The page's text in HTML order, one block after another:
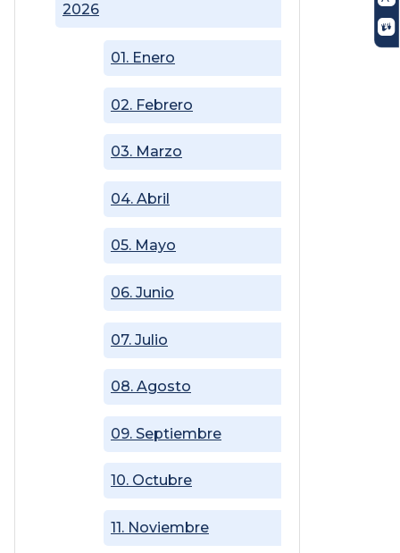
2026
01. Enero
02. Febrero
03. Marzo
04. Abril
05. Mayo
06. Junio
07. Julio
08. Agosto
09. Septiembre
10. Octubre
11. Noviembre